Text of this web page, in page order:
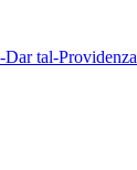
tal-Providenza